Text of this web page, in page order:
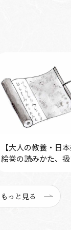
【大人の教養・日
絵巻の読みかた、
もっと見る